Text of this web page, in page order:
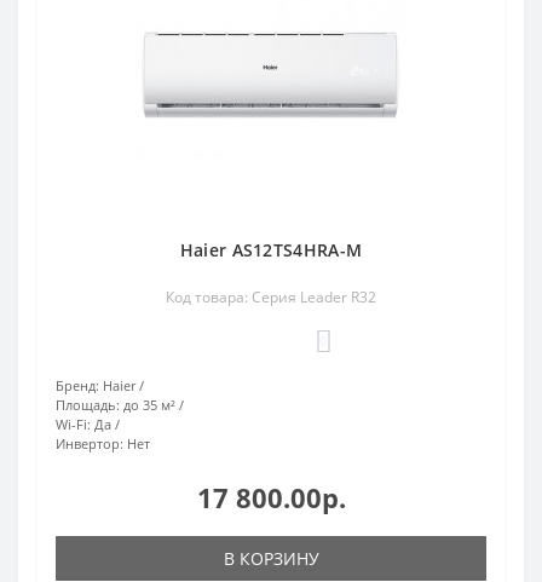
Haier AS12TS4HRA-M
Код товара: Серия Leader R32
Бренд: Haier
Площадь: до 35 м²
Wi-Fi: Да
Инвертор: Нет
17 800.00р.
В КОРЗИНУ